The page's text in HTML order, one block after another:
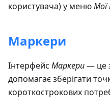
користувача) у менюМої
Маркери
Інтерфейс Маркери— це
допомагає зберігати
короткострокових